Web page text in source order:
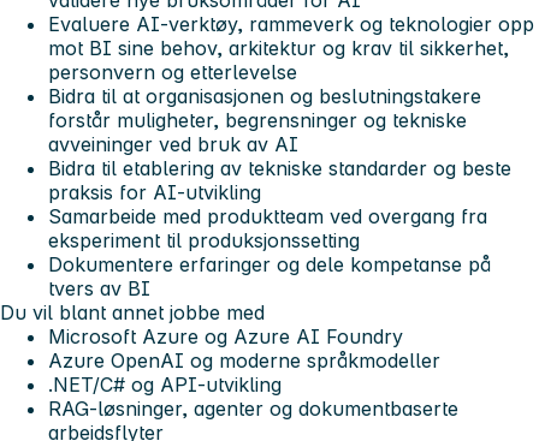
Evaluere AI-verktøy, rammeverk og teknologier opp
mot BI sine behov, arkitektur og krav til sikkerhet,
personvern og etterlevelse
Bidra til at organisasjonen og beslutningstakere
forstår muligheter, begrensninger og tekniske
avveininger ved bruk av AI
Bidra til etablering av tekniske standarder og beste
praksis for AI-utvikling
Samarbeide med produktteam ved overgang fra
eksperiment til produksjonssetting
Dokumentere erfaringer og dele kompetanse på
tvers av BI
Du vil blant annet jobbe med
Microsoft Azure og Azure AI Foundry
Azure OpenAI og moderne språkmodeller
.NET/C# og API-utvikling
RAG-løsninger, agenter og dokumentbaserte
arbeidsflyter